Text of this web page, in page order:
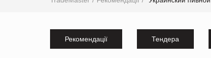
Рекомендації Тендера